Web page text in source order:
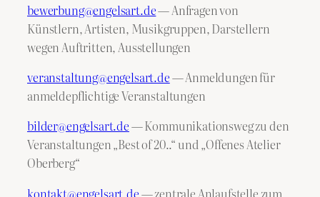
bewerbung@engelsart.de— Anfragen von
Künstlern, Artisten, Musikgruppen, Darstellern
wegen Auftritten, Ausstellungen
veranstaltung@engelsart.de— Anmeldungen für
anmeldepflichtige Veranstaltungen
bilder@engelsart.de— Kommunikationsweg zu den
Veranstaltungen „Best of 20..“ und „Offenes Atelier
Oberberg“
kontakt@engelsart.de— zentrale Anlaufstelle zum